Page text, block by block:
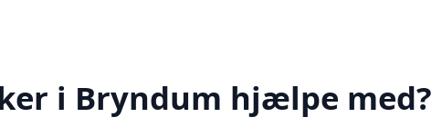
i Bryndum hjælpe med?